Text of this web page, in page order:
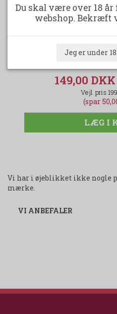
SMALL
149,00 DKK
(spar
LÆG I
Vi har i øjeblikket ikke nogle
mærke.
VI ANBEFALER
Du skal være over 18
webshop. Bekræft
Jeg er under